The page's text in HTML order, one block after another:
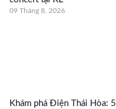
09 Tháng 8, 2026
Khám phá Điện Thái Hòa: